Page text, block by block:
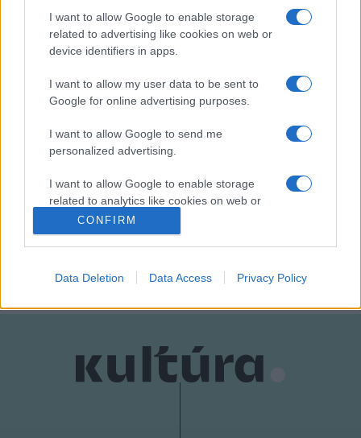
I want to allow Google to enable storage
related to advertising like cookies on web or
device identifiers in apps.
I want to allow my user data to be sent to
Google for online advertising purposes.
I want to allow Google to send me
personalized advertising.
I want to allow Google to enable storage
related to analytics like cookies on web or
device identifiers in apps.
I want to allow Google to enable storage
I want to allow Google to enable storage
related to security, including authentication
functionality and fraud prevention, and other
CONFIRM
Data Deletion Data Access Privacy Policy
dolgoztak együtt. A Thyssen-Bornemisza Múzeum január
15-ig tartó kiállításának záró szakaszában ennek kulisszái
mögé kapnak bepillantást a látogatók.
COCO CHANEL HÍREK MADRID PABLO PICASSO VILÁG
MEGOSZTÁS